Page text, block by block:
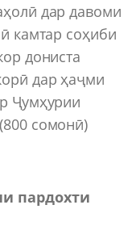
дар давоми
камтар соҳиби
дониста
дар ҳаҷми
Ҷумҳурии
сомонӣ)
пардохти